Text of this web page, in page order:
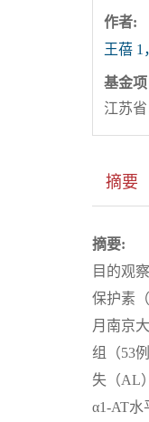
作者:
王蓓
基金
江苏省
摘要
摘要:
目的观
保护素
月南京
组（53
失（AL
α1-AT水